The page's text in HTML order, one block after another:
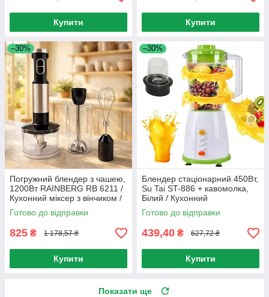
Купити Купити
–30%
Погружний блендер з чашею,
1200Вт RAINBERG RB 6211 /
Кухонний міксер з вінчиком /
Блендер подрібнювач
Готово до відправки
825 ₴ 1 178,57 ₴
Купити
–30%
Блендер стаціонарний 450Вт,
Su Tai ST-886 + кавомолка,
Білий / Кухонний
подрібнювач із чашею від
мережі
Готово до відправки
439,40 ₴ 627,72 ₴
Купити
Показати ще